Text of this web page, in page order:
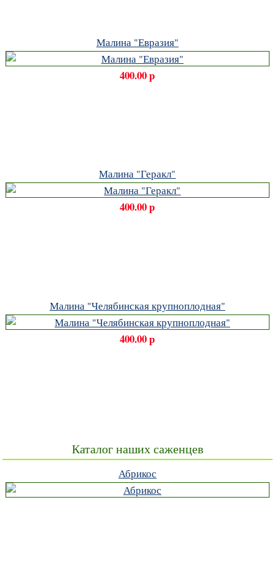
Малина "Евразия"
400.00 р
Малина "Геракл"
400.00 р
Малина "Челябинская крупноплодная"
400.00 р
Каталог наших саженцев
Абрикос